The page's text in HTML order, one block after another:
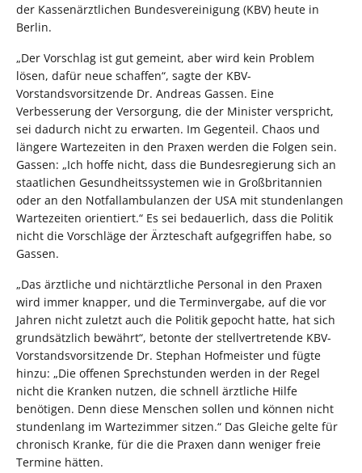
der Kassenärztlichen Bundesvereinigung (KBV) heute in
Berlin.
„Der Vorschlag ist gut gemeint, aber wird kein Problem
lösen, dafür neue schaffen“, sagte der KBV-
Vorstandsvorsitzende Dr. Andreas Gassen. Eine
Verbesserung der Versorgung, die der Minister verspricht,
sei dadurch nicht zu erwarten. Im Gegenteil. Chaos und
längere Wartezeiten in den Praxen werden die Folgen sein.
Gassen: „Ich hoffe nicht, dass die Bundesregierung sich an
staatlichen Gesundheitssystemen wie in Großbritannien
oder an den Notfallambulanzen der USA mit stundenlangen
Wartezeiten orientiert.“ Es sei bedauerlich, dass die Politik
nicht die Vorschläge der Ärzteschaft aufgegriffen habe, so
Gassen.
„Das ärztliche und nichtärztliche Personal in den Praxen
wird immer knapper, und die Terminvergabe, auf die vor
Jahren nicht zuletzt auch die Politik gepocht hatte, hat sich
grundsätzlich bewährt“, betonte der stellvertretende KBV-
Vorstandsvorsitzende Dr. Stephan Hofmeister und fügte
hinzu: „Die offenen Sprechstunden werden in der Regel
nicht die Kranken nutzen, die schnell ärztliche Hilfe
benötigen. Denn diese Menschen sollen und können nicht
stundenlang im Wartezimmer sitzen.“ Das Gleiche gelte für
chronisch Kranke, für die die Praxen dann weniger freie
Termine hätten.